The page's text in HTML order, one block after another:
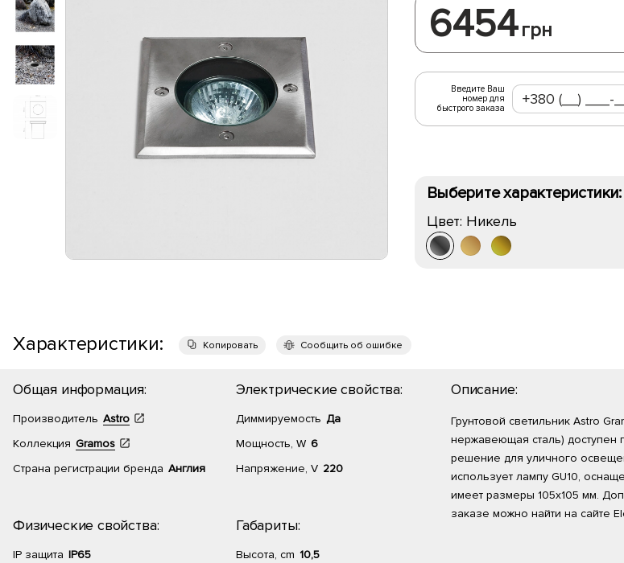
6454 грн
Введите Ваш
номер для
быстрого заказа
Выберите характеристики:
Цвет: Никель
Характеристики: Копировать Сообщить об ошибке
Общая информация:
Производитель Astro
Коллекция Gramos
Страна регистрации бренда Англия
Физические свойства:
IP защита IP65
Электрические свойства:
Диммируемость Да
Мощность, W 6
Напряжение, V 220
Габариты:
Высота, cm 10,5
Описание:
Грунтовой светильник Astro
нержавеющая сталь) доступен
решение для уличного
использует лампу GU10,
имеет размеры 105x105 мм.
заказе можно найти на сайте